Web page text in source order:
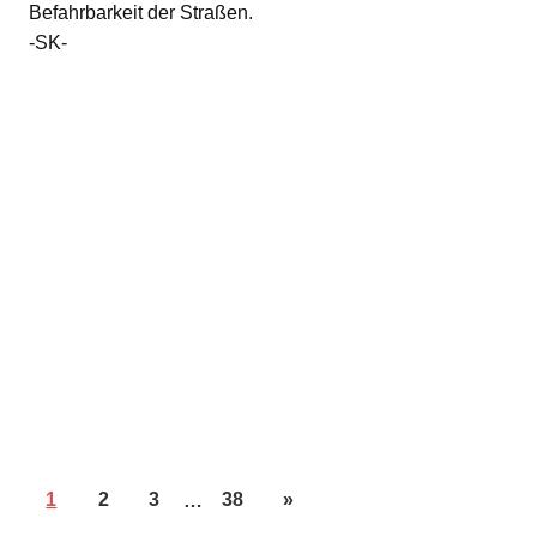
Befahrbarkeit der Straßen.
-SK-
1 2 3 … 38 »